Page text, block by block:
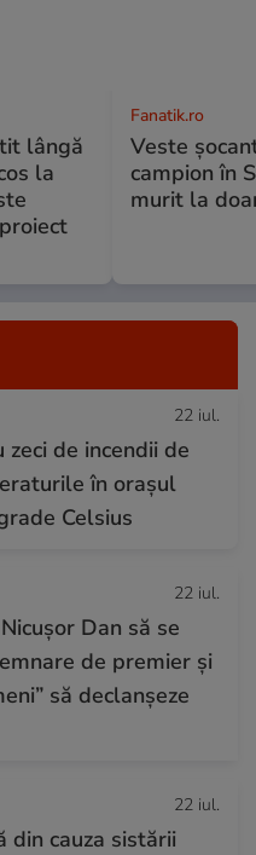
lângă
la
Fanatik.ro
Veste
campion în
murit la
22 iul.
de incendii de
în orașul
Celsius
22 iul.
Dan să se
de premier și
să declanșeze
22 iul.
din cauza sistării